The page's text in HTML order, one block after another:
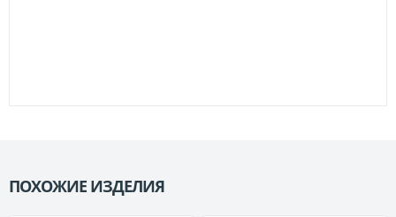
ПОХОЖИЕ ИЗДЕЛИЯ